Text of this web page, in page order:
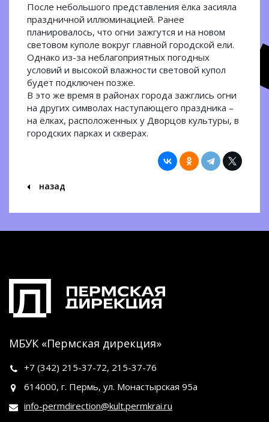
После небольшого представления ёлка засияла
праздничной иллюминацией. Ранее
планировалось, что огни зажгутся и на новом
световом куполе вокруг главной городской ели.
Однако из-за неблагоприятных погодных
условий и высокой влажности световой купол
будет подключен позже.
В это же время в районах города зажглись огни
на других символах наступающего праздника –
на ёлках, расположенных у Дворцов культуры, в
городских парках и скверах.
назад
МБУК «Пермская дирекция»
+7 (342) 215-37-72, 215-37-76
614000, г. Пермь, ул. Монастырская 95а
info-permdirection@kult.permkrai.ru